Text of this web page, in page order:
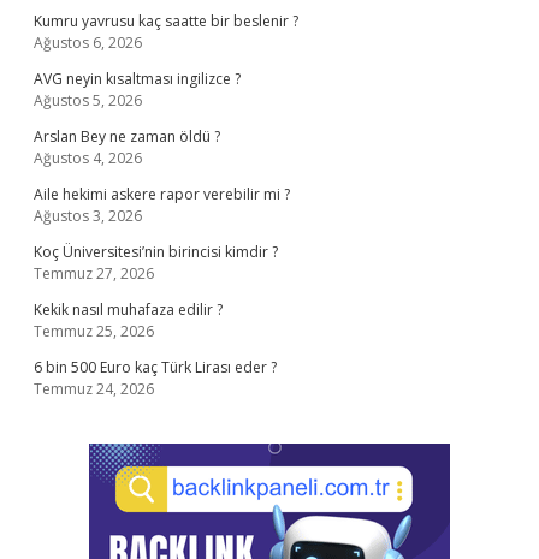
Kumru yavrusu kaç saatte bir beslenir ?
Ağustos 6, 2026
AVG neyin kısaltması ingilizce ?
Ağustos 5, 2026
Arslan Bey ne zaman öldü ?
Ağustos 4, 2026
Aile hekimi askere rapor verebilir mi ?
Ağustos 3, 2026
Koç Üniversitesi’nin birincisi kimdir ?
Temmuz 27, 2026
Kekik nasıl muhafaza edilir ?
Temmuz 25, 2026
6 bin 500 Euro kaç Türk Lirası eder ?
Temmuz 24, 2026